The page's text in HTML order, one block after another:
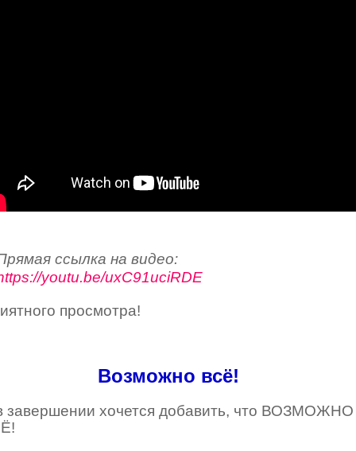
ссылка на видео:
youtu.be/uxC91uciRDE
просмотра!
Возможно всё!
завершении хочется добавить, что ВОЗМОЖНО